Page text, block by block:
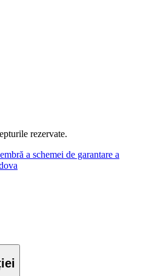
rezervate.
a schemei de garantare a